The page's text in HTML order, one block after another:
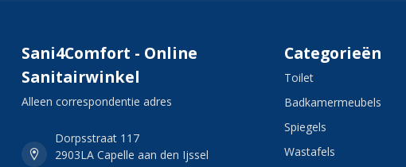
Sani4Comfort - Online
Sanitairwinkel
Alleen correspondentie adres
Dorpsstraat 117
2903LA Capelle aan den Ijssel
Categorieën
Toilet
Badkamermeubels
Spiegels
Wastafels